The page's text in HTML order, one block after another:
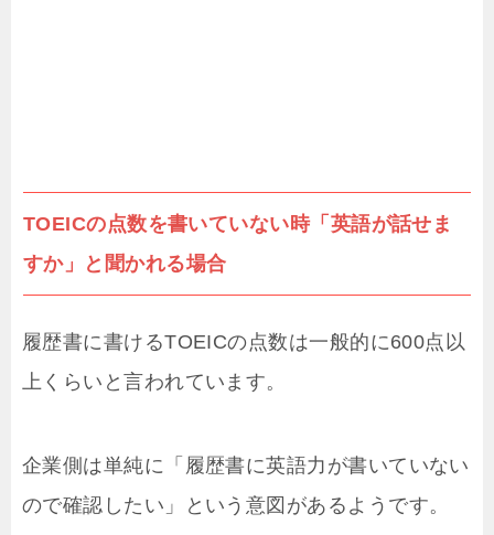
TOEICの点数を書いていない時「英語が話せま
すか」と聞かれる場合
履歴書に書けるTOEICの点数は一般的に600点以
上くらいと言われています。
企業側は単純に「履歴書に英語力が書いていない
ので確認したい」という意図があるようです。